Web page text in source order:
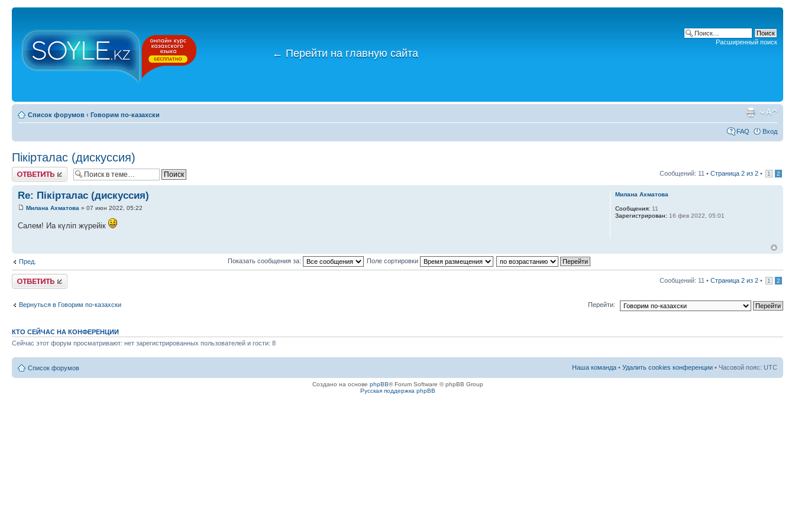
← Перейти на главную сайта
Расширенный поиск
Список форумов ‹ Говорим по-казахски
FAQ Вход
Пікірталас (дискуссия)
Ответить Сообщений: 11 • Страница 2 из 2 • 1 2
Re: Пікірталас (дискуссия)
Милана Ахматова » 07 июн 2022, 05:22
Салем! Иа күліп жүрейік
Милана Ахматова
Сообщения: 11
Зарегистрирован: 16 фев 2022, 05:01
Пред. Показать сообщения за: Поле сортировки
Ответить Сообщений: 11 • Страница 2 из 2 • 1 2
Вернуться в Говорим по-казахски Перейти:
КТО СЕЙЧАС НА КОНФЕРЕНЦИИ
Сейчас этот форум просматривают: нет зарегистрированных пользователей и гости: 8
Список форумов Наша команда • Удалить cookies конференции • Часовой пояс: UTC
Создано на основе phpBB® Forum Software © phpBB Group
Русская поддержка phpBB